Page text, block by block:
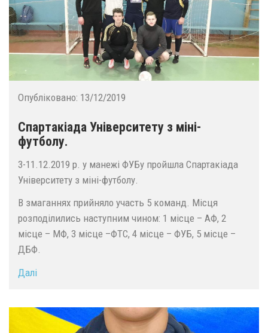
Опубліковано: 13/12/2019
Спартакіада Університету з міні-
футболу.
3-11.12.2019 р. у манежі ФУБу пройшла Спартакіада
Університету з міні-футболу.
В змаганнях прийняло участь 5 команд. Місця
розподілились наступним чином: 1 місце – АФ, 2
місце – МФ, 3 місце –ФТС, 4 місце – ФУБ, 5 місце –
ДБФ.
Далі